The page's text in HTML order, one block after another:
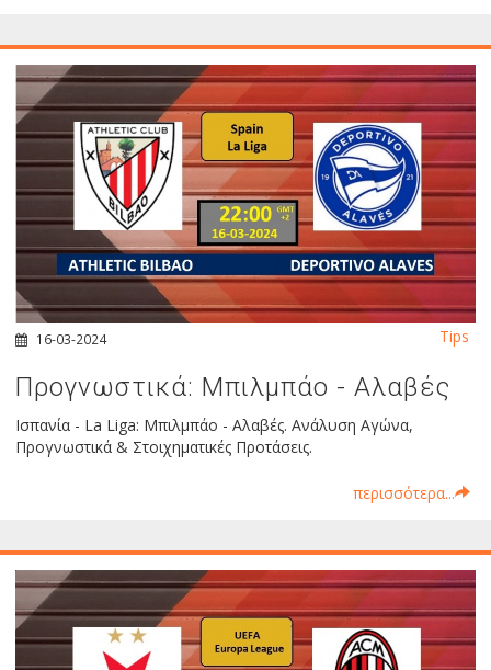
16-03-2024
Προγνωστικά: Μπιλμπάο - Αλαβές
Ισπανία - La Liga: Μπιλμπάο - Αλαβές. Ανάλυση Αγώνα,
Προγνωστικά & Στοιχηματικές Προτάσεις.
περισσότερα...
Tips